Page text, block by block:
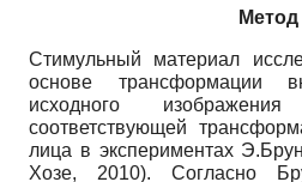
Метод
Стимульный материал
основе трансформации
исходного
соответствующей
лица в экспериментах
Хозе, 2010). Согласно